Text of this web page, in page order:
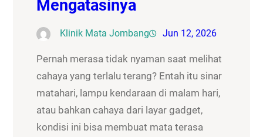
Mengatasinya
Klinik Mata Jombang Jun 12, 2026
Pernah merasa tidak nyaman saat melihat
cahaya yang terlalu terang? Entah itu sinar
matahari, lampu kendaraan di malam hari,
atau bahkan cahaya dari layar gadget,
kondisi ini bisa membuat mata terasa